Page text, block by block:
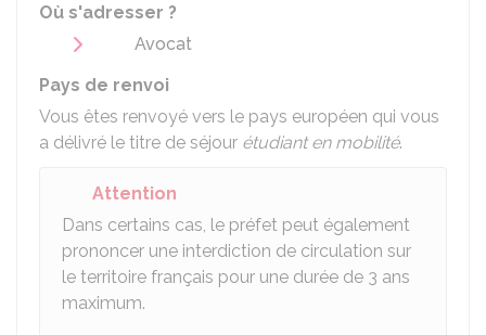
Où s'adresser ?
Avocat
Pays de renvoi
Vous êtes renvoyé vers le pays européen qui vous
a délivré le titre de séjour étudiant en mobilité.
Attention
Dans certains cas, le préfet peut également
prononcer une interdiction de circulation sur
le territoire français pour une durée de 3 ans
maximum.